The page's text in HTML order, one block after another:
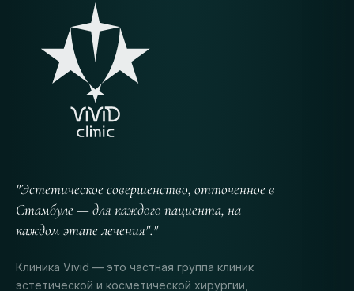
"Эстетическое совершенство, отточенное в
Стамбуле — для каждого пациента, на
каждом этапе лечения"."
Клиника Vivid — это частная группа клиник
эстетической и косметической хирургии,